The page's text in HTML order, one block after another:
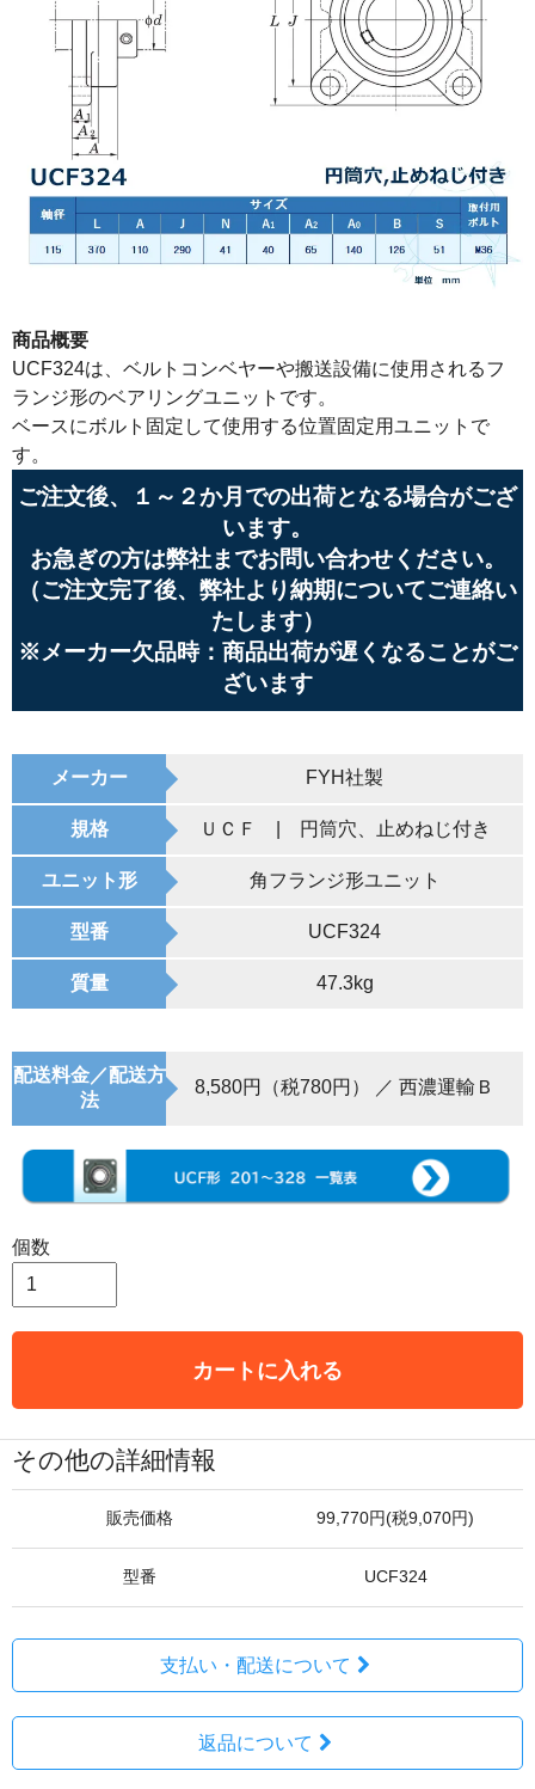
商品概要
UCF324は、ベルトコンベヤーや搬送設備に使用されるフ
ランジ形のベアリングユニットです。
ベースにボルト固定して使用する位置固定用ユニットで
す。
ご注文後、１～２か月での出荷となる場合がござ
います。
お急ぎの方は弊社までお問い合わせください。
（ご注文完了後、弊社より納期についてご連絡い
たします）
※メーカー欠品時：商品出荷が遅くなることがご
ざいます
メーカー FYH社製
規格 ＵＣＦ | 円筒穴、止めねじ付き
ユニット形 角フランジ形ユニット
型番 UCF324
質量 47.3kg
配送料金／配送方
法
8,580円（税780円） ／ 西濃運輸Ｂ
個数
カートに入れる
その他の詳細情報
販売価格 99,770円(税9,070円)
型番 UCF324
支払い・配送について
返品について